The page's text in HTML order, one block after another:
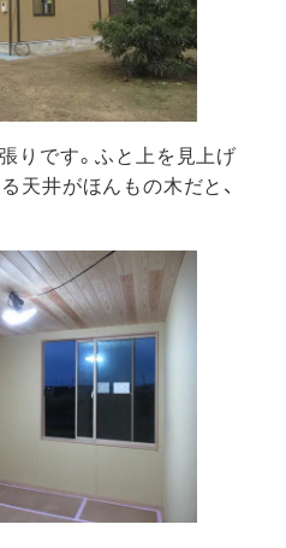
りです。ふと上を見上げ
天井がほんもの木だと、